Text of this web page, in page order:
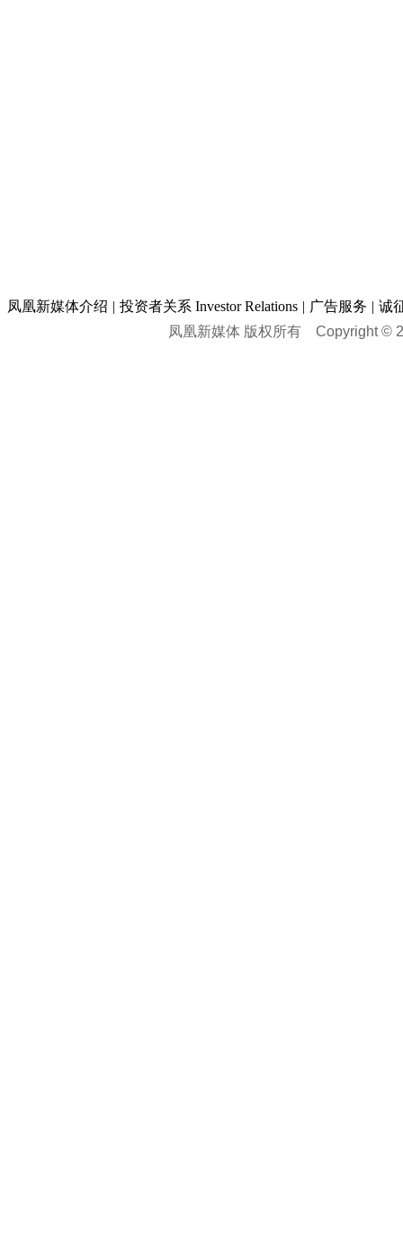
凤凰新媒体介绍 | 投资者关系 Investor Relations | 广告服务 | 诚
凤凰新媒体 版权所有 Copyright ©